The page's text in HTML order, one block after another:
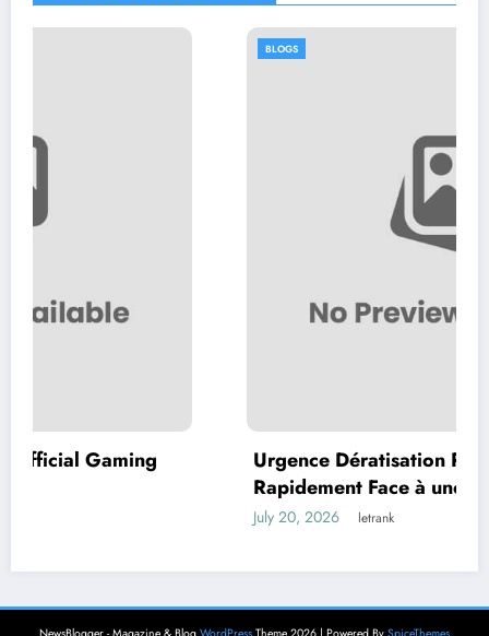
Urgence Dératisation Paris : Comment
Rapidement Face à une Infestation de
letrank